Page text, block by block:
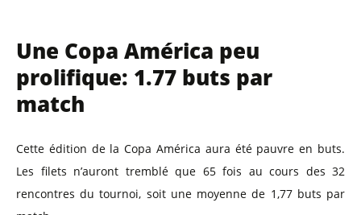
Une Copa América peu
prolifique: 1.77 buts par
match
Cette édition de la Copa América aura été pauvre en buts.
Les filets n’auront tremblé que 65 fois au cours des 32
rencontres du tournoi, soit une moyenne de 1,77 buts par